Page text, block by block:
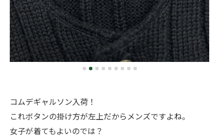
コムデギャルソン入荷！
これボタンの掛け方が左上だからメンズですよね。
女子が着てもよいのでは？